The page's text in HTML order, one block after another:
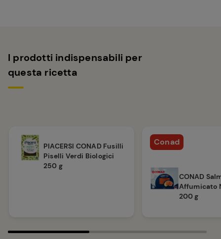
I prodotti indispensabili per
questa ricetta
PIACERSI CONAD Fusilli
Piselli Verdi Biologici
250 g
Conad
CONAD
Affumicato
200 g